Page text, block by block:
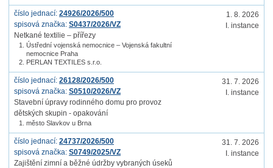
číslo jednací: 24926/2026/500
spisová značka: S0437/2026/VZ
Netkané textilie – přířezy
Ústřední vojenská nemocnice – Vojenská fakultní
nemocnice Praha
PERLAN TEXTILES s.r.o.
1. 8. 2026
I. instance
číslo jednací: 26128/2026/500
spisová značka: S0510/2026/VZ
Stavební úpravy rodinného domu pro provoz
dětských skupin - opakování
město Slavkov u Brna
31. 7. 2026
I. instance
číslo jednací: 24737/2026/500
spisová značka: S0749/2025/VZ
Zajištění zimní a běžné údržby vybraných úseků
31. 7. 2026
I. instance